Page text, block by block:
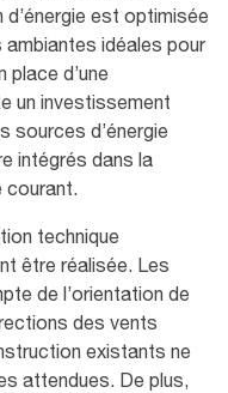
d’énergie est optimisée
idéales pour
place d’une
un investissement
sources d’énergie
intégrés dans la
courant.
technique
être réalisée. Les
de l’orientation de
des vents
existants ne
attendues. De plus,